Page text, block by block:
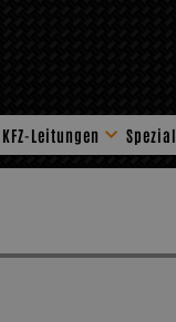
KFZ-Leitungen Spezial